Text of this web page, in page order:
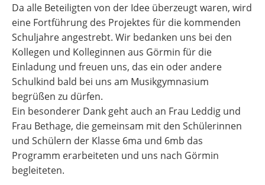
Da alle Beteiligten von der Idee überzeugt waren, wird
eine Fortführung des Projektes für die kommenden
Schuljahre angestrebt. Wir bedanken uns bei den
Kollegen und Kolleginnen aus Görmin für die
Einladung und freuen uns, das ein oder andere
Schulkind bald bei uns am Musikgymnasium
begrüßen zu dürfen.
Ein besonderer Dank geht auch an Frau Leddig und
Frau Bethage, die gemeinsam mit den Schülerinnen
und Schülern der Klasse 6ma und 6mb das
Programm erarbeiteten und uns nach Görmin
begleiteten.